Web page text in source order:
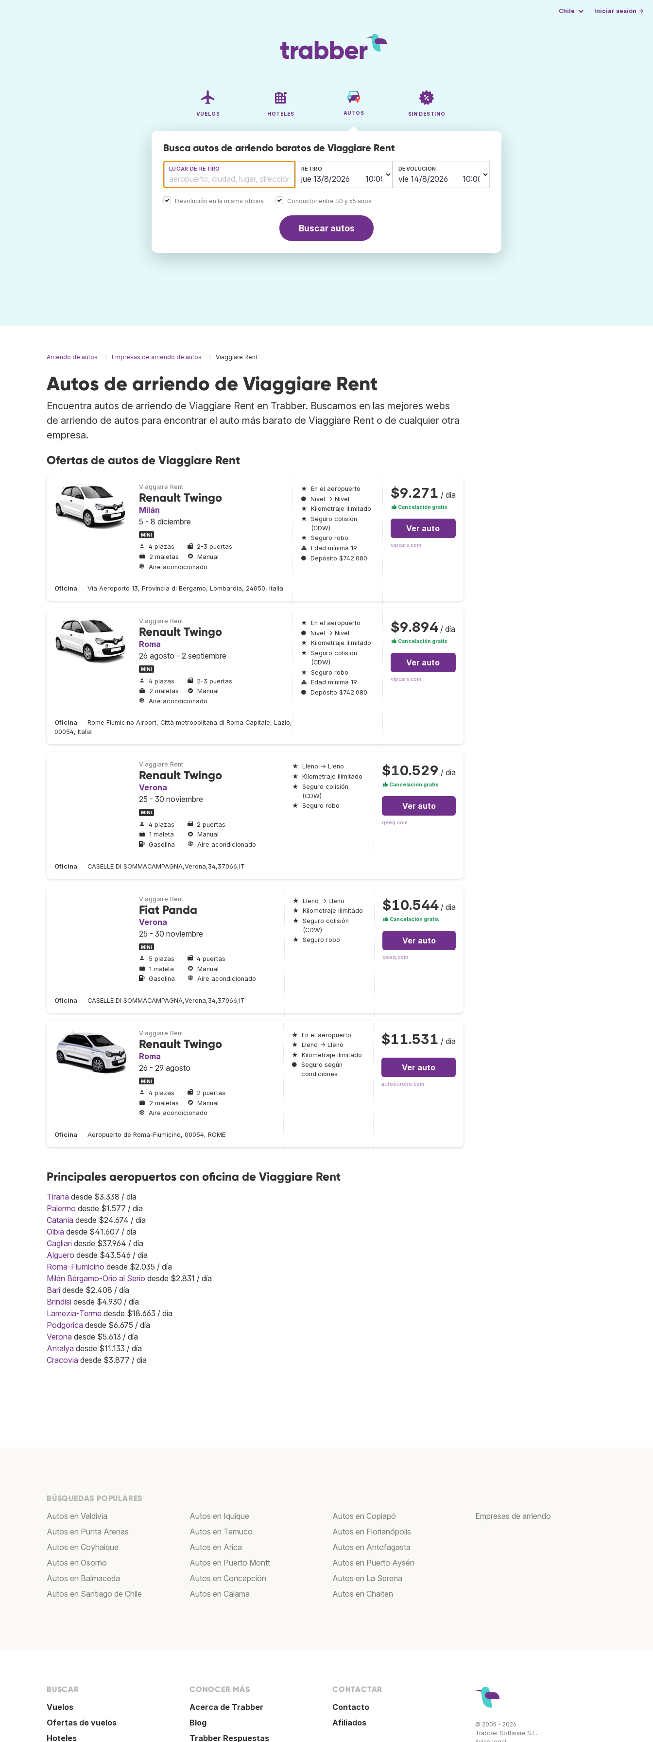
Chile Iniciar sesión →
VUELOS HOTELES AUTOS SIN DESTINO
Busca autos de arriendo baratos de Viaggiare Rent
LUGAR DE RETIRO RETIRO DEVOLUCIÓN
Devolución en la misma oficina Conductor entre 30 y 65 años
Buscar autos
Arriendo de autos Empresas de arriendo de autos Viaggiare Rent
Autos de arriendo de Viaggiare Rent
Encuentra autos de arriendo de Viaggiare Rent en Trabber. Buscamos en las mejores webs
de arriendo de autos para encontrar el auto más barato de Viaggiare Rent o de cualquier otra
empresa.
Ofertas de autos de Viaggiare Rent
Viaggiare Rent
Renault Twingo
Milán
5 - 8 diciembre
MINI
4 plazas
2-3 puertas
2 maletas
Manual
Aire acondicionado
Oficina Via Aeroporto 13, Provincia di Bergamo, Lombardia, 24050, Italia
★ En el aeropuerto
● Nivel → Nivel
★ Kilometraje ilimitado
★ Seguro colisión
(CDW)
★ Seguro robo
⚠ Edad mínima 19
● Depósito $742.080
$9.271 / día
Cancelación gratis
Ver auto
vipcars.com
Viaggiare Rent
Renault Twingo
Roma
26 agosto - 2 septiembre
MINI
4 plazas
2-3 puertas
2 maletas
Manual
Aire acondicionado
Oficina
Rome Fiumicino Airport, Città metropolitana di Roma Capitale, Lazio,
00054, Italia
★ En el aeropuerto
● Nivel → Nivel
★ Kilometraje ilimitado
★ Seguro colisión
(CDW)
★ Seguro robo
⚠ Edad mínima 19
● Depósito $742.080
$9.894/ día
Cancelación gratis
Ver auto
vipcars.com
Viaggiare Rent
Renault Twingo
Verona
25 - 30 noviembre
MINI
4 plazas
2 puertas
1 maleta
Manual
Gasolina
Aire acondicionado
Oficina CASELLE DI SOMMACAMPAGNA,Verona,34,37066,IT
★ Lleno → Lleno
★ Kilometraje ilimitado
★ Seguro colisión
(CDW)
★ Seguro robo
$10.529 / día
Cancelación gratis
Ver auto
qeeq.com
Viaggiare Rent
Fiat Panda
Verona
25 - 30 noviembre
MINI
5 plazas
4 puertas
1 maleta
Manual
Gasolina
Aire acondicionado
Oficina CASELLE DI SOMMACAMPAGNA,Verona,34,37066,IT
★ Lleno → Lleno
★ Kilometraje ilimitado
★ Seguro colisión
(CDW)
★ Seguro robo
$10.544 / día
Cancelación gratis
Ver auto
qeeq.com
Viaggiare Rent
Renault Twingo
Roma
26 - 29 agosto
MINI
4 plazas
2 puertas
2 maletas
Manual
Aire acondicionado
Oficina Aeropuerto de Roma-Fiumicino, 00054, ROME
★ En el aeropuerto
★ Lleno → Lleno
★ Kilometraje ilimitado
● Seguro según
condiciones
$11.531 / día
Ver auto
autoeurope.com
Principales aeropuertos con oficina de Viaggiare Rent
Tirana desde $3.338 / día
Palermo desde $1.577 / día
Catania desde $24.674 / día
Olbia desde $41.607 / día
Cagliari desde $37.964 / día
Alguero desde $43.546 / día
Roma-Fiumicino desde $2.035 / día
Milán Bérgamo-Orio al Serio desde $2.831 / día
Bari desde $2.408 / día
Brindisi desde $4.930 / día
Lamezia-Terme desde $18.663 / día
Podgorica desde $6.675 / día
Verona desde $5.613 / día
Antalya desde $11.133 / día
Cracovia desde $3.877 / día
BÚSQUEDAS POPULARES
Autos en Valdivia
Autos en Punta Arenas
Autos en Coyhaique
Autos en Osorno
Autos en Balmaceda
Autos en Santiago de Chile
Autos en Iquique
Autos en Temuco
Autos en Arica
Autos en Puerto Montt
Autos en Concepción
Autos en Calama
Autos en Copiapó
Autos en Florianópolis
Autos en Antofagasta
Autos en Puerto Aysén
Autos en La Serena
Autos en Chaiten
Empresas de arriendo
BUSCAR
Vuelos
Ofertas de vuelos
Hoteles
CONOCER MÁS
Acerca de Trabber
Blog
Trabber Respuestas
CONTACTAR
Contacto
Afiliados
© 2005 - 2026
Trabber Software S.L.